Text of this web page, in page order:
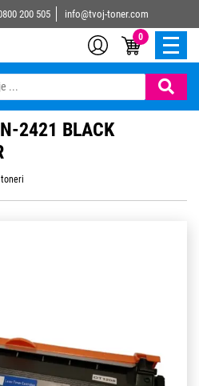
200 505 info@tvoj-toner.com
0
2421 BLACK